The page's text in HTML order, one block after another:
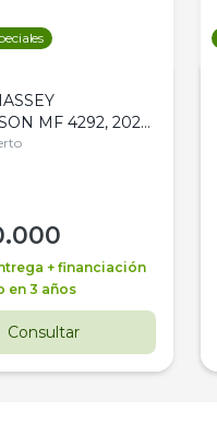
MF 4292, 2020,
+ financiación
en 3 años
Consultar